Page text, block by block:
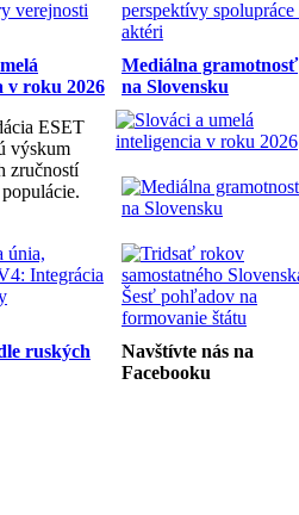
v roku 2026
Mediálna gramotnosť
na Slovensku
ESET
výskum
zručností
ruských
Navštívte nás na
Facebooku